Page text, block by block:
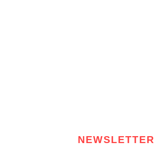
NEWSLETTER